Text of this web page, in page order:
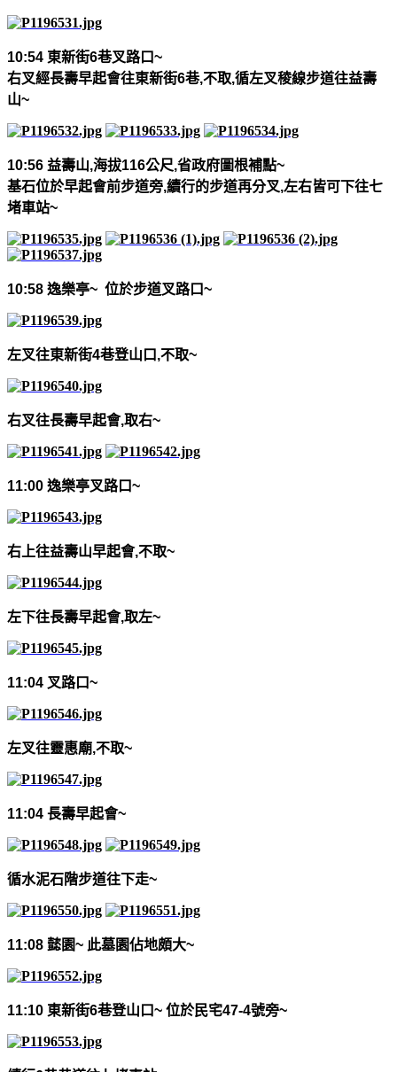
10:54 東新街6巷叉路口~
右叉經長壽早起會往東新街6巷,不取,循左叉稜線步道往益壽
山~
10:56 益壽山,海拔116公尺,省政府圖根補點~
基石位於早起會前步道旁,續行的步道再分叉,左右皆可下往七
堵車站~
10:58 逸樂亭~ 位於步道叉路口~
左叉往東新街4巷登山口 ,不取~
右叉往長壽早起會,取右~
11:00 逸樂亭叉路口~
右上往益壽山早起會,不取~
左下往長壽早起會,取左~
11:04 叉路口~
左叉往靈惠廟,不取~
11:04 長壽早起會~
循水泥石階步道往下走~
11:08 懿園~ 此墓園佔地頗大~
11:10 東新街6巷登山口~ 位於民宅47-4號旁~